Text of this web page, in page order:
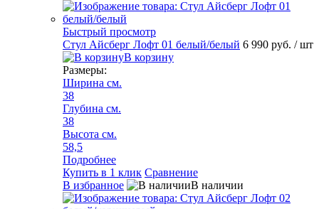
Быстрый просмотр
Стул Айсберг Лофт 01 белый/белый 6 990 руб. / шт
В корзину
Размеры:
Ширина см.
38
Глубина см.
38
Высота см.
58,5
Подробнее
Купить в 1 клик Сравнение
В избранное
В наличии